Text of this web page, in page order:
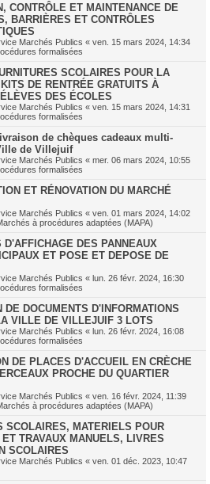
CONTRÔLE ET MAINTENANCE DE
BARRIÈRES ET CONTRÔLES
Marchés Publics « ven. 15 mars 2024, 14:34
formalisées
SCOLAIRES POUR LA
DE RENTRÉE GRATUITS À
DES ÉCOLES
Marchés Publics « ven. 15 mars 2024, 14:31
formalisées
de chèques cadeaux multi-
de Villejuif
Marchés Publics « mer. 06 mars 2024, 10:55
formalisées
ET RÉNOVATION DU MARCHÉ
Marchés Publics « ven. 01 mars 2024, 14:02
à procédures adaptées (MAPA)
D'AFFICHAGE DES PANNEAUX
ET POSE ET DEPOSE DE
Marchés Publics « lun. 26 févr. 2024, 16:30
formalisées
DE DOCUMENTS D'INFORMATIONS
VILLE DE VILLEJUIF 3 LOTS
Marchés Publics « lun. 26 févr. 2024, 16:08
formalisées
DE PLACES D'ACCUEIL EN CRÈCHE
PROCHE DU QUARTIER
Marchés Publics « ven. 16 févr. 2024, 11:39
à procédures adaptées (MAPA)
SCOLAIRES, MATERIELS POUR
TRAVAUX MANUELS, LIVRES
SCOLAIRES
Marchés Publics « ven. 01 déc. 2023, 10:47